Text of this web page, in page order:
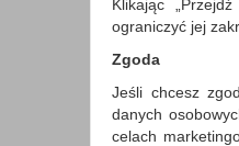
Porównaj (
Klikając
ograniczyć jej
Zgoda
Jeśli chcesz
danych
celach